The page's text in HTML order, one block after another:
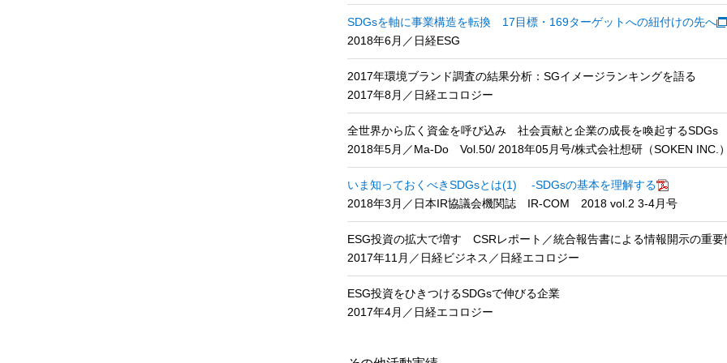
SDGsを軸に事業構造を転換 17目標・169ターゲットへの紐付けの先へ
2018年6月／日経ESG
2017年環境ブランド調査の結果分析：SGイメージランキングを語る
2017年8月／日経エコロジー
全世界から広く資金を呼び込み 社会貢献と企業の成長を喚起するSDGs
2018年5月／Ma-Do Vol.50/ 2018年05月号/株式会社想研（SOKEN INC.
いま知っておくべきSDGsとは(1) -SDGsの基本を理解する
2018年3月／日本IR協議会機関誌 IR-COM 2018 vol.2 3-4月号
ESG投資の拡大で増す CSRレポート／統合報告書による情報開示の重要
2017年11月／日経ビジネス／日経エコロジー
ESG投資をひきつけるSDGsで伸びる企業
2017年4月／日経エコロジー